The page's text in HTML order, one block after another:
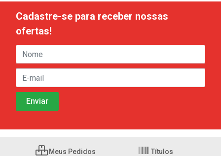
Cadastre-se para receber nossas
ofertas!
Meus Pedidos Títulos